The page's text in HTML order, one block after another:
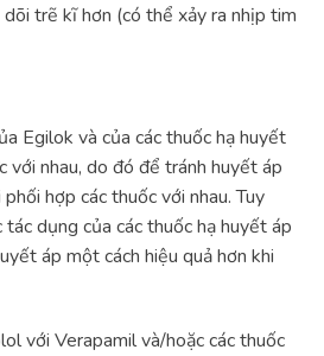
trẽ kĩ hơn (có thể xảy ra nhịp tim
Egilok và của các thuốc hạ huyết
với nhau, do đó để tránh huyết áp
hợp các thuốc với nhau. Tuy
dụng của các thuốc hạ huyết áp
áp một cách hiệu quả hơn khi
với Verapamil và/hoặc các thuốc